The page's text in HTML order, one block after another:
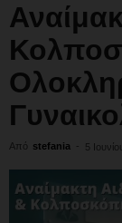
Από stefania - 5